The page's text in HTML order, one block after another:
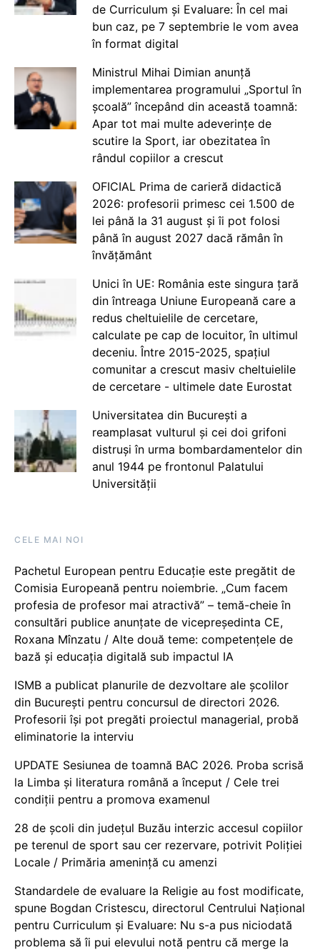
de Curriculum și Evaluare: În cel mai
bun caz, pe 7 septembrie le vom avea
în format digital
Ministrul Mihai Dimian anunță
implementarea programului „Sportul în
școală” începând din această toamnă:
Apar tot mai multe adeverințe de
scutire la Sport, iar obezitatea în
rândul copiilor a crescut
OFICIAL Prima de carieră didactică
2026: profesorii primesc cei 1.500 de
lei până la 31 august și îi pot folosi
până în august 2027 dacă rămân în
învățământ
Unici în UE: România este singura țară
din întreaga Uniune Europeană care a
redus cheltuielile de cercetare,
calculate pe cap de locuitor, în ultimul
deceniu. Între 2015-2025, spațiul
comunitar a crescut masiv cheltuielile
de cercetare - ultimele date Eurostat
Universitatea din București a
reamplasat vulturul și cei doi grifoni
distruși în urma bombardamentelor din
anul 1944 pe frontonul Palatului
Universității
CELE MAI NOI
Pachetul European pentru Educație este pregătit de
Comisia Europeană pentru noiembrie. „Cum facem
profesia de profesor mai atractivă” – temă-cheie în
consultări publice anunțate de vicepreședinta CE,
Roxana Mînzatu / Alte două teme: competențele de
bază și educația digitală sub impactul IA
ISMB a publicat planurile de dezvoltare ale școlilor
din București pentru concursul de directori 2026.
Profesorii își pot pregăti proiectul managerial, probă
eliminatorie la interviu
UPDATE Sesiunea de toamnă BAC 2026. Proba scrisă
la Limba și literatura română a început / Cele trei
condiții pentru a promova examenul
28 de școli din județul Buzău interzic accesul copiilor
pe terenul de sport sau cer rezervare, potrivit Poliției
Locale / Primăria amenință cu amenzi
Standardele de evaluare la Religie au fost modificate,
spune Bogdan Cristescu, directorul Centrului Național
pentru Curriculum și Evaluare: Nu s-a pus niciodată
problema să îi pui elevului notă pentru că merge la